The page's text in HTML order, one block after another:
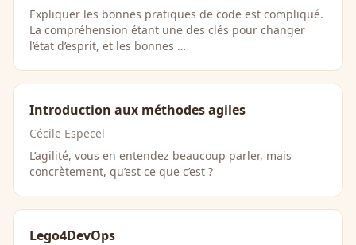
Expliquer les bonnes pratiques de code est compliqué.
La compréhension étant une des clés pour changer
l’état d’esprit, et les bonnes …
Introduction aux méthodes agiles
Cécile Especel
L’agilité, vous en entendez beaucoup parler, mais
concrètement, qu’est ce que c’est ?
Lego4DevOps